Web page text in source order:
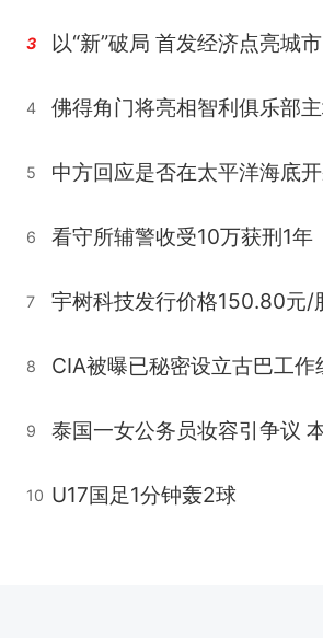
3 以
4 佛得角门将亮相智利俱乐部
5
6 看守所辅警收受10万获刑1年
7 宇树科技发行价格150.80元/
8 CIA被曝已秘密设立古巴工作
9
10 U17国足1分钟轰2球